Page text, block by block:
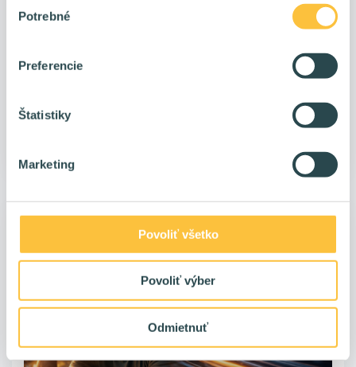
súhlasu
Potrebné
Preferencie
Štatistiky
Marketing
Povoliť všetko
Povoliť výber
Odmietnuť
stíhať
Nevzniknú, keď máš hlavu preplnenú. Nápady vznikajú, keď si
v pohode.
pred 5 mesiacmi